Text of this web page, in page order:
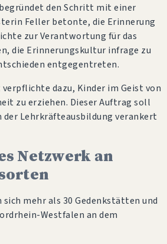
den Schritt mit einer
Feller betonte, die Erinnerung
zur Verantwortung für das
die Erinnerungskultur infrage zu
entgegentreten.
verpflichte dazu, Kinder im Geist von
zu erziehen. Dieser Auftrag soll
Lehrkräfteausbildung verankert
Netzwerk an
mehr als 30 Gedenkstätten und
Westfalen an dem